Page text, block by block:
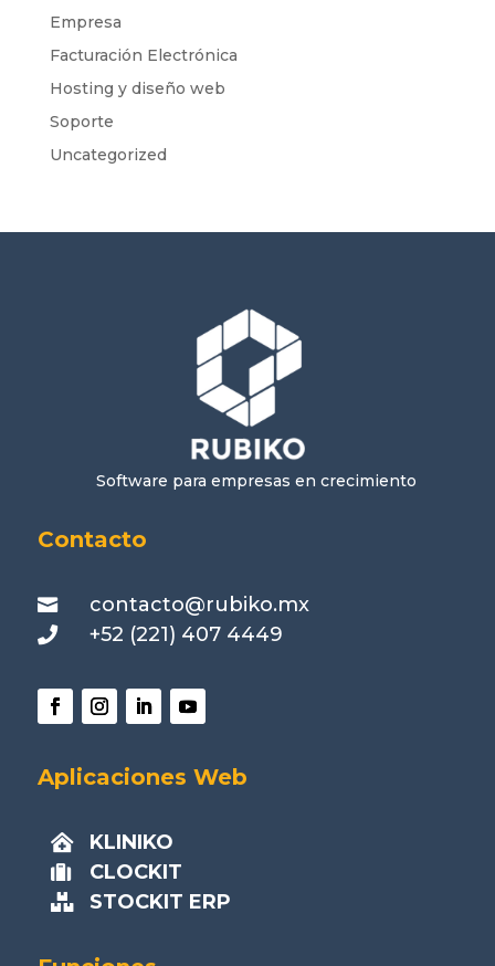
Empresa
Facturación Electrónica
Hosting y diseño web
Soporte
Uncategorized
Software para empresas en crecimiento
Contacto
 contacto@rubiko.mx
 +52 (221) 407 4449
Aplicaciones Web
 KLINIKO
 CLOCKIT
 STOCKIT ERP